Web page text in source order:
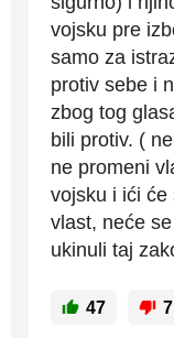
vojsku pre
samo za
protiv sebe i
zbog tog
bili protiv. (
ne promeni
vojsku i ići će
vlast, neće
ukinuli taj
47